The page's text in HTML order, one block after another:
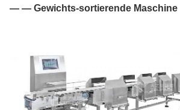
— — Gewichts-sortierende Maschine